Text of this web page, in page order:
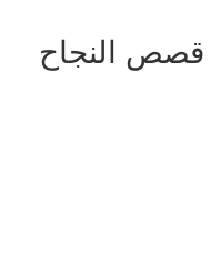
قصص النجاح